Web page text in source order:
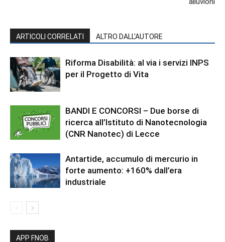
ARTICOLI CORRELATI ALTRO DALL'AUTORE
Riforma Disabilità: al via i servizi INPS
per il Progetto di Vita
BANDI E CONCORSI – Due borse di
ricerca all’Istituto di Nanotecnologia
(CNR Nanotec) di Lecce
Antartide, accumulo di mercurio in
forte aumento: +160% dall’era
industriale
APP FNOB